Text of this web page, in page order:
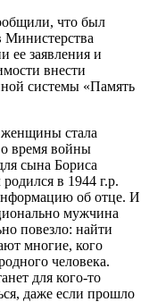
что был
Министерства
ее заявления и
внести
системы «Память
женщины стала
время войны
сына Бориса
в 1944 г.р.
об отце. И
мужчина
повезло: найти
многие, кого
человека.
для кого-то
даже если прошло